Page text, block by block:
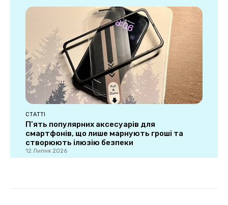
СТАТТІ
П’ять популярних аксесуарів для
смартфонів, що лише марнують гроші та
створюють ілюзію безпеки
12 Липня 2026